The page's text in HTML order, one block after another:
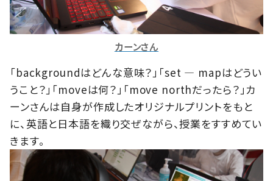
カーンさん
「backgroundはどんな意味？」「set — mapはどうい
うこと？」「moveは何？」「move northだったら？」カ
ーンさんは自身が作成したオリジナルプリントをもと
に、英語と日本語を織り交ぜながら、授業をすすめてい
きます。